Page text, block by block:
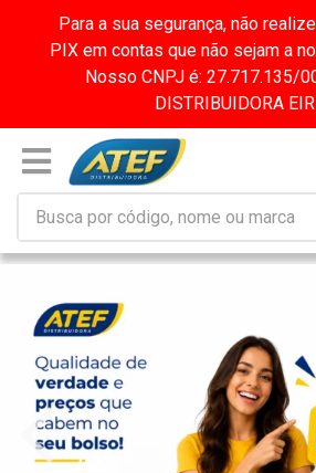
Para a sua segurança, não
PIX em contas que não sejam a
Nosso CNPJ é: 27.717.135/
DISTRIBUIDORA